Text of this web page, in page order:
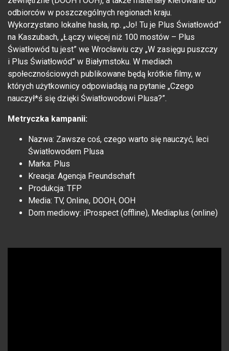
odbiorców w poszczególnych regionach kraju.
Wykorzystano lokalne hasła, np. „Jo! Tu je Plus Światłowód”
na Kaszubach, „Łączy więcej niż 100 mostów – Plus
Światłowód tu jest” we Wrocławiu czy „W zasięgu puszczy
i Plus Światłowód” w Białymstoku. W mediach
społecznościowych publikowane będą krótkie filmy, w
których użytkownicy odpowiadają na pytanie „Czego
nauczył*ś się dzięki Światłowodowi Plusa?”.
Metryczka kampanii:
Nazwa: Zawsze coś, czego warto się nauczyć, leci
Światłowodem Plusa
Marka: Plus
Kreacja: Agencja Freundschaft
Produkcja: TFP
Media: TV, Online, DOOH, OOH
Dom mediowy: iProspect (offline), Mediaplus (online)